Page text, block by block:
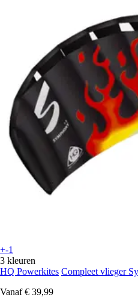
+-1
3 kleuren
HQ Powerkites Compleet vlieger
Vanaf € 39,99